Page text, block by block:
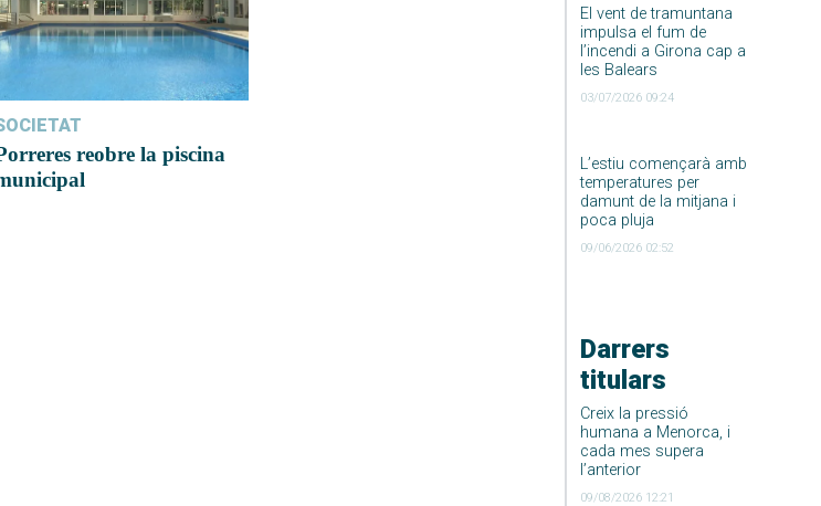
El vent de tramuntana
impulsa el fum de
l’incendi a Girona cap a
les Balears
03/07/2026 09:24
L’estiu començarà amb
temperatures per
damunt de la mitjana i
poca pluja
09/06/2026 02:52
Darrers
titulars
Creix la pressió
humana a Menorca, i
cada mes supera
l’anterior
09/08/2026 12:21
reobre la piscina